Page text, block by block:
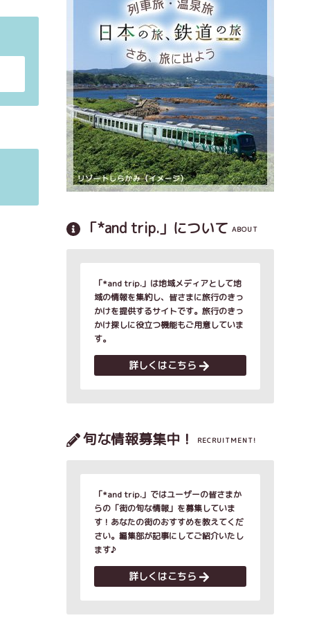
「*and trip.」について ABOUT
「*and trip.」は地域メディアとして地
域の情報を集約し、皆さまに旅行のきっ
かけを提供するサイトです。旅行のきっ
かけ探しに役立つ機能もご用意していま
す。
詳しくはこちら
旬な情報募集中！ RECRUITMENT!
「*and trip.」ではユーザーの皆さまか
らの「街の旬な情報」を募集していま
す！あなたの街のおすすめを教えてくだ
さい。編集部が記事にしてご紹介いたし
ます♪
詳しくはこちら